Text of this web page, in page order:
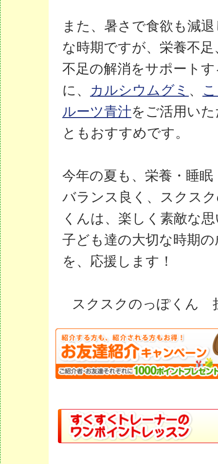
また、暑さで食欲も減
な時期ですが、栄養不足
不足の解消をサポート
に、 カルシウムグミ 、
ルーツ青汁をご活用い
ともおすすめです。
今年の夏も、栄養・睡眠
バランス良く、スクス
くんは、楽しく素敵な
子ども達の大切な時期の
を、応援します！
スクスクのっぽくん